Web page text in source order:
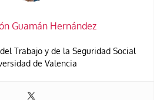
Guamán Hernández
Trabajo y de la Seguridad Social
de Valencia